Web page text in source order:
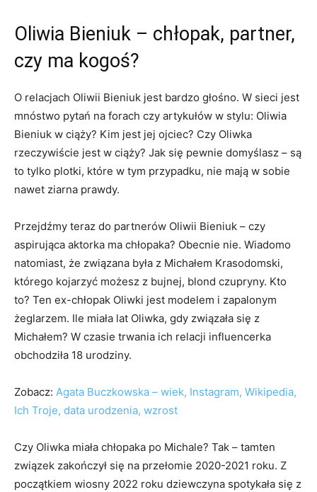
Oliwia Bieniuk – chłopak, partner,
czy ma kogoś?
O relacjach Oliwii Bieniuk jest bardzo głośno. W sieci jest
mnóstwo pytań na forach czy artykułów w stylu: Oliwia
Bieniuk w ciąży? Kim jest jej ojciec? Czy Oliwka
rzeczywiście jest w ciąży? Jak się pewnie domyślasz – są
to tylko plotki, które w tym przypadku, nie mają w sobie
nawet ziarna prawdy.
Przejdźmy teraz do partnerów Oliwii Bieniuk – czy
aspirująca aktorka ma chłopaka? Obecnie nie. Wiadomo
natomiast, że związana była z Michałem Krasodomski,
którego kojarzyć możesz z bujnej, blond czupryny. Kto
to? Ten ex-chłopak Oliwki jest modelem i zapalonym
żeglarzem. Ile miała lat Oliwka, gdy związała się z
Michałem? W czasie trwania ich relacji influencerka
obchodziła 18 urodziny.
Zobacz: Agata Buczkowska – wiek, Instagram, Wikipedia,
Ich Troje, data urodzenia, wzrost
Czy Oliwka miała chłopaka po Michale? Tak – tamten
związek zakończył się na przełomie 2020-2021 roku. Z
początkiem wiosny 2022 roku dziewczyna spotykała się z